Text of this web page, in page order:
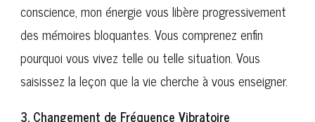
conscience, mon énergie vous libère progressivement
des mémoires bloquantes. Vous comprenez enfin
pourquoi vous vivez telle ou telle situation. Vous
saisissez la leçon que la vie cherche à vous enseigner.
3. Changement de Fréquence Vibratoire